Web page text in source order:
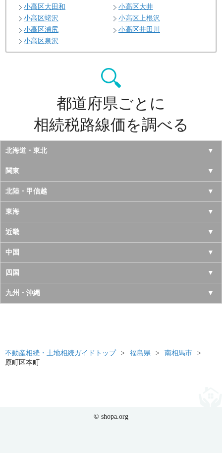
小高区大田和
小高区大井
小高区蛯沢
小高区上根沢
小高区浦尻
小高区井田川
小高区泉沢
都道府県ごとに
相続税路線価を調べる
北海道・東北
北海道
青森県
岩手県
宮城県
秋田県
山形県
福島県
関東
東京都
神奈川県
千葉県
埼玉県
茨城県
栃木県
北陸・甲信越
山梨県
長野県
新潟県
富山県
石川県
東海
愛知県
岐阜県
三重県
静岡県
近畿
大阪府
京都府
兵庫県
和歌山県
中国
鳥取県
島根県
山口県
四国
徳島県
高知県
九州・沖縄
長崎県
不動産相続・土地相続ガイドトップ 福島県
南相馬市
原町区本町
© shopa.org